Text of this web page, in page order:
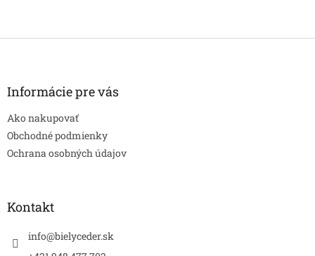
Z
Informácie pre vás
Ako nakupovať
Obchodné podmienky
Ochrana osobných údajov
Kontakt
info@bielyceder.sk